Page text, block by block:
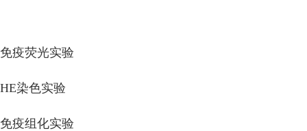
免疫荧光实验
HE染色实验
免疫组化实验